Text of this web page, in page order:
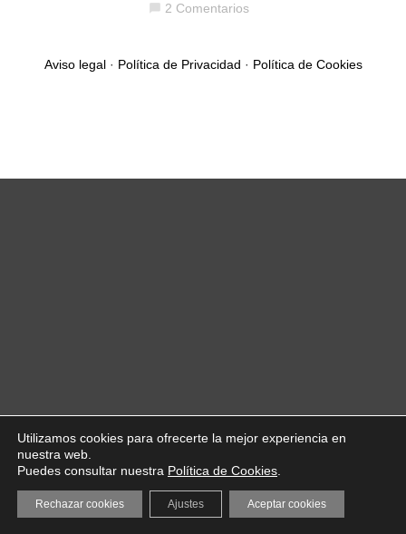
chat_bubble 2 Comentarios
Aviso legal· Política de Privacidad · Política de Cookies
Utilizamos cookies para ofrecerte la mejor experiencia en
nuestra web.
Puedes consultar nuestra Política de Cookies
Aceptar cookies
Rechazar cookies Ajustes